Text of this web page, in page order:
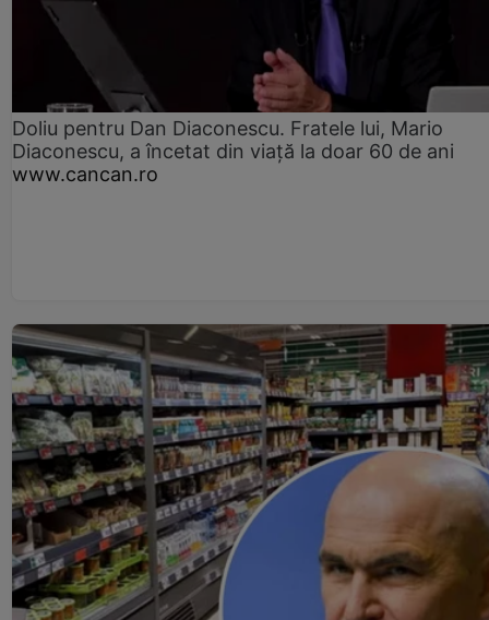
Doliu pentru Dan Diaconescu. Fratele lui, Mario
Diaconescu, a încetat din viață la doar 60 de ani
www.cancan.ro